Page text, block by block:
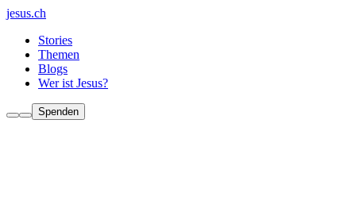
jesus.ch
Stories
Themen
Blogs
Wer ist Jesus?
Spenden